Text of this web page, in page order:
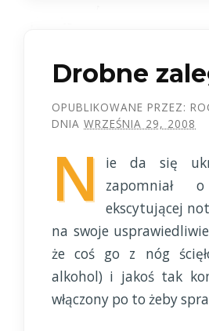
Drobne
OPUBLIKOWANE PRZEZ:
DNIA WRZEŚNIA 29, 2008
N
ie da się
zapomniał
ekscytującej
na swoje
że coś go z nóg
alkohol) i jakoś tak
włączony po to żeby